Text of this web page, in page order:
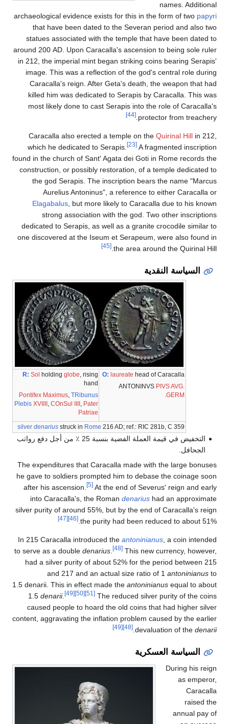
names. Additional
archaeological evidence exists for this in the form of two papyri
that have been dated to the Severan period and also two
statues associated with the temple that have been dated to
around 200 AD. Upon Caracalla's ascension to being sole ruler
in 212, the imperial mint began striking coins bearing Serapis'
image. This was a reflection of the god's central role during
Caracalla's reign. After Geta's death, the weapon that had
killed him was dedicated to Serapis by Caracalla. This was
most likely done to cast Serapis into the role of Caracalla's
protector from treachery.
[44]
Caracalla also erected a temple on the Quirinal Hill in 212,
which he dedicated to Serapis.
[23] A fragmented inscription
found in the church of Sant' Agata dei Goti in Rome records the
construction, or possibly restoration, of a temple dedicated to
the god Serapis. The inscription bears the name "Marcus
Aurelius Antoninus", a reference to either Caracalla or
Elagabalus, but more likely to Caracalla due to his known
strong association with the god. Two other inscriptions
dedicated to Serapis, as well as a granite crocodile similar to
one discovered at the Iseum et Serapeum, were also found in
the area around the Quirinal Hill.
[45]
السياسة النقدية
O: laureate head of Caracalla
ANTONINVS PIVSAVG.
GERM.
R: Sol holding globe, rising
hand
Pontifex Maximus, TRibunus
Plebis XVIIII , COnSul , Pater
Patriae
silver denarius struck in Rome 216 AD; ref.: RIC 281b, C 359
التخفيض في قيمة العملة الفضية بنسبة 25 ٪ من أجل دفع رواتب
الجحافل.
The expenditures that Caracalla made with the large bonuses
he gave to soldiers prompted him to debase the coinage soon
after his ascension.
[5] At the end of Severus' reign and early
into Caracalla's, the Roman denarius had an approximate
silver purity of around 55%, but by the end of Caracalla's reign
the purity had been reduced to about 51%.
[46]
[47]
In 215 Caracalla introduced the antoninianus , a coin intended
to serve as a double denarius [48] This new currency, however,
had a silver purity of about 52% for the period between 215
and 217 and an actual size ratio of 1 antoninianus to
1.5 denarii. This in effect made the antoninianus equal to about
1.5 denarii. [49] [50] [51] The reduced silver purity of the coins
caused people to hoard the old coins that had higher silver
content, aggravating the inflation problem caused by the earlier
devaluation of the denarii
[48]
[49]
السياسة العسكرية
During his reign
as emperor,
Caracalla
raised the
annual pay of